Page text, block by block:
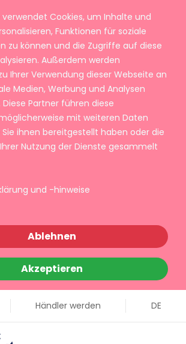
verwendet Cookies, um Inhalte und
Funktionen für soziale
zu können und die Zugriffe auf diese
Außerdem werden
Ihrer Verwendung dieser Webseite an
Medien, Werbung und Analysen
Partner führen diese
mit weiteren Daten
ihnen bereitgestellt haben oder die
Nutzung der Dienste gesammelt
und -hinweise
Ablehnen
Akzeptieren
Händler werden DE